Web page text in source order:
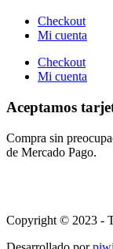
Checkout
Mi cuenta
Checkout
Mi cuenta
Aceptamos
Compra sin
de Mercado Pago.
Copyright © 2023 -